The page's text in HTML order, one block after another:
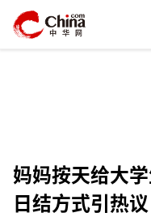
妈妈按天给大
日结方式引热议